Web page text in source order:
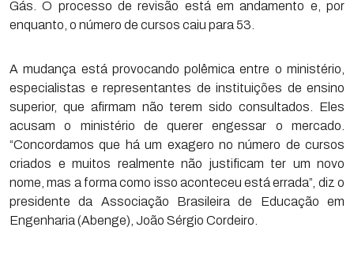
Gás. O processo de revisão está em andamento e, por
enquanto, o número de cursos caiu para 53.
A mudança está provocando polêmica entre o ministério,
especialistas e representantes de instituições de ensino
superior, que afirmam não terem sido consultados. Eles
acusam o ministério de querer engessar o mercado.
“Concordamos que há um exagero no número de cursos
criados e muitos realmente não justificam ter um novo
nome, mas a forma como isso aconteceu está errada”, diz o
presidente da Associação Brasileira de Educação em
Engenharia (Abenge), João Sérgio Cordeiro.